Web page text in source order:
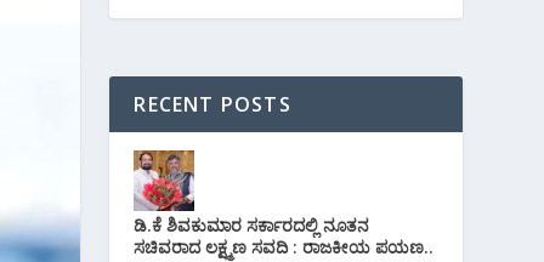
RECENT POSTS
ಡಿ.ಕೆ ಶಿವಕುಮಾರ ಸರ್ಕಾರದಲ್ಲಿ ನೂತನ
ಸಚಿವರಾದ ಲಕ್ಷ್ಮಣ ಸವದಿ : ರಾಜಕೀಯ ಪಯಣ..